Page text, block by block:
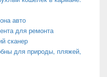
авто
для ремонта
сканер
для природы, пляжей,